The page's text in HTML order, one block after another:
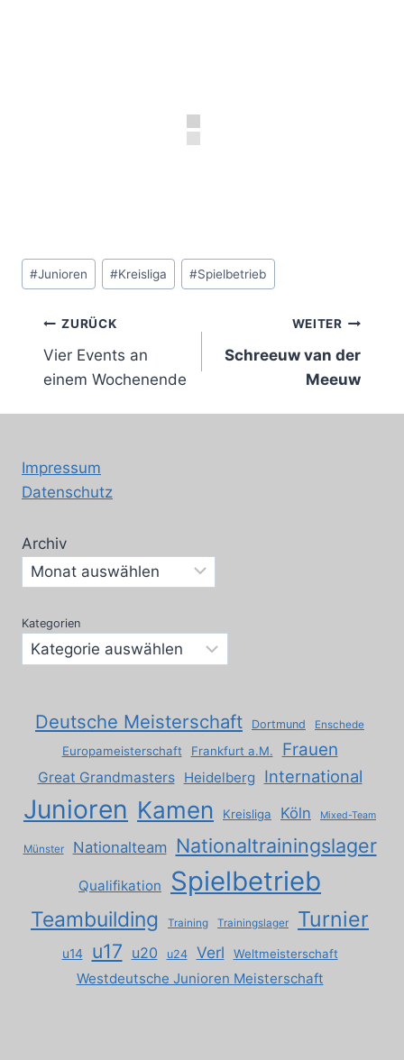
Schlagworte:
#Junioren #Kreisliga #Spielbetrieb
Beitragsnavigation
ZURÜCK
Vier Events an
einem Wochenende
WEITER
Schreeuw van der
Meeuw
Impressum
Datenschutz
Archiv
Kategorien
Deutsche Meisterschaft Dortmund Enschede
Europameisterschaft Frankfurt a.M. Frauen
Great Grandmasters Heidelberg International
Junioren Kamen Kreisliga Köln Mixed-Team
Münster Nationalteam Nationaltrainingslager
Qualifikation Spielbetrieb
Teambuilding Training Trainingslager Turnier
u14 u17 u20 u24 Verl Weltmeisterschaft
Westdeutsche Junioren Meisterschaft